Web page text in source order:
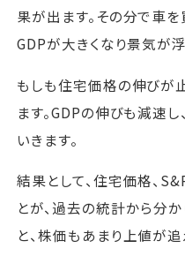
果が出ます。その分で車
GDPが大きくなり景気が
もしも住宅価格の伸びが
ます。GDPの伸びも減速
いきます。
結果として、住宅価格、
とが、過去の統計から分
と、株価もあまり上値が